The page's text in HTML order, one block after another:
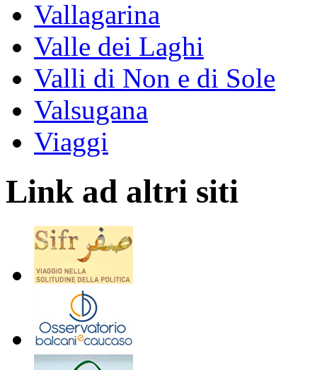
Vallagarina
Valle dei Laghi
Valli di Non e di Sole
Valsugana
Viaggi
Link ad altri siti